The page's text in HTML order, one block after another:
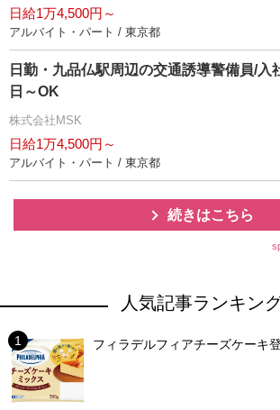
日給1万4,500円～
アルバイト・パート / 東京都
日勤・九品仏駅周辺の交通誘導警備員/入
日～OK
株式会社MSK
日給1万4,500円～
アルバイト・パート / 東京都
続きはこちら
人気記事ランキン
フィラデルフィアチーズケーキ